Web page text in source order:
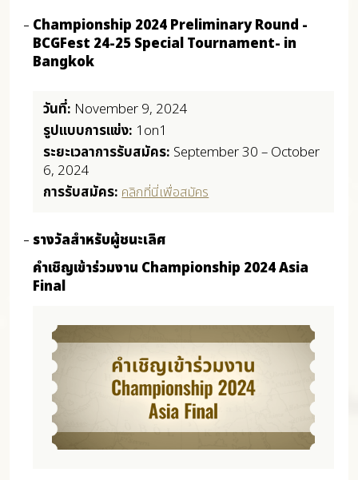
Championship 2024 Preliminary Round -
BCGFest 24-25 Special Tournament- in
Bangkok
วันที่: November 9, 2024
รูปแบบการแข่ง: 1on1
ระยะเวลาการรับสมัคร: September 30 – October
6, 2024
การรับสมัคร:คลิกที่นี่เพื่อสมัคร
รางวัลสำหรับผู้ชนะเลิศ
คำเชิญเข้าร่วมงาน Championship 2024 Asia
Final